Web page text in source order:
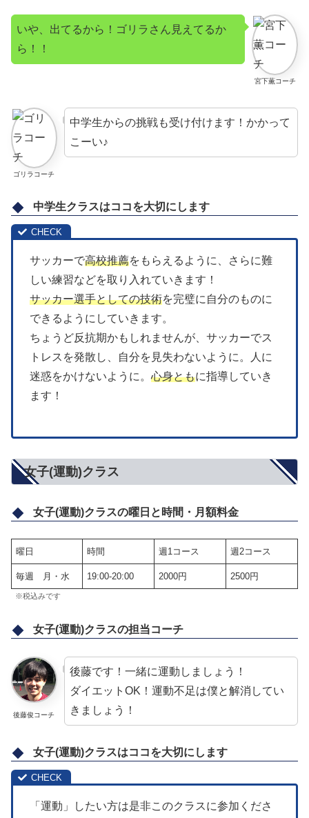
宮下薫コーチ
いや、出てるから！ゴリラさん見えてるか
ら！！
ゴリラコーチ
中学生からの挑戦も受け付けます！かかって
こーい♪
中学生クラスはココを大切にします
サッカーで高校推薦をもらえるように、さらに難
しい練習などを取り入れていきます！
サッカー選手としての技術を完璧に自分のものに
できるようにしていきます。
ちょうど反抗期かもしれませんが、サッカーでス
トレスを発散し、自分を見失わないように。人に
迷惑をかけないように。 心身ともに指導していき
ます！
女子(運動)クラス
女子(運動)クラスの曜日と時間・月額料金
曜日 時間 週1コース 週2コース
毎週 月・水 19:00-20:00 2000円 2500円
※税込みです
女子(運動)クラスの担当コーチ
後藤俊コーチ
後藤です！一緒に運動しましょう！
ダイエットOK！運動不足は僕と解消してい
きましょう！
女子(運動)クラスはココを大切にします
「運動」したい方は是非このクラスに参加くださ